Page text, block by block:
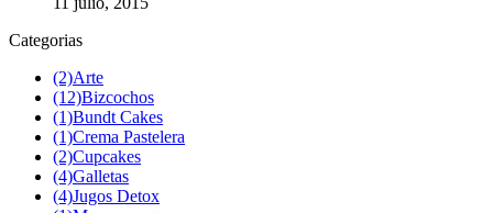
Categorias
(2)Arte
(12)Bizcochos
(1)Bundt Cakes
(1)Crema Pastelera
(2)Cupcakes
(4)Galletas
(4)Jugos Detox